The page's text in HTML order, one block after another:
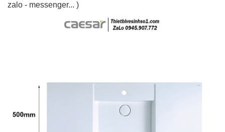
zalo - messenger... )